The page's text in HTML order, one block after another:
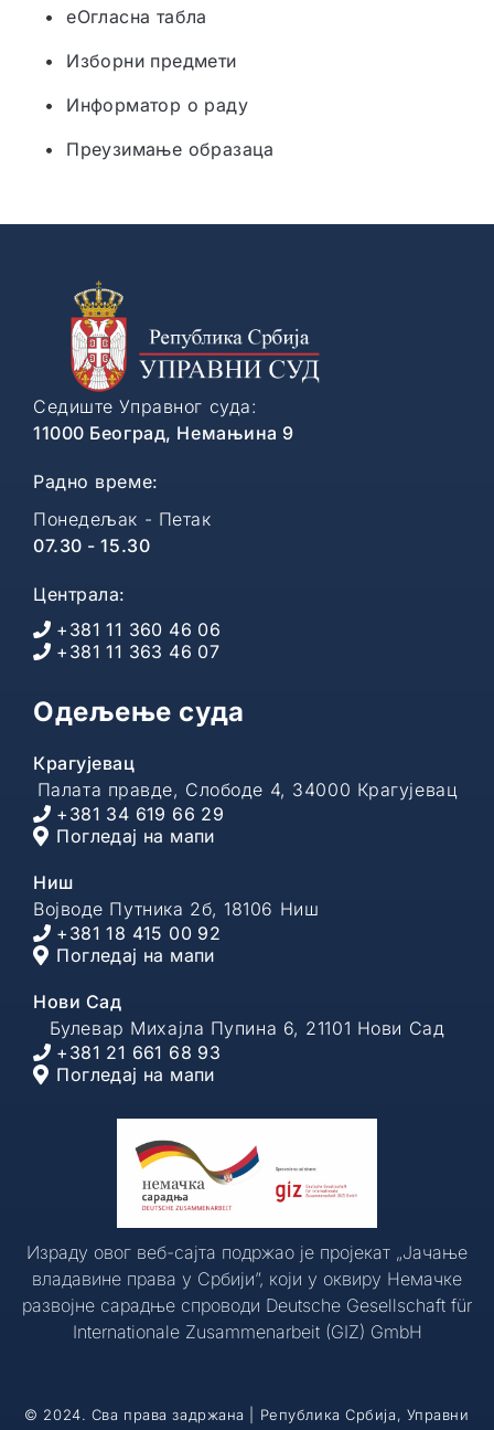
• еОгласна табла
• Изборни предмети
• Информатор о раду
• Преузимање образаца
Седиште Управног суда:
11000 Београд, Немањина 9
Радно време:
Понедељак - Петак
07.30 - 15.30
Централа:
+381 11 360 46 06
+381 11 363 46 07
Одељење суда
Крагујевац
Палата правде, Слободе 4, 34000 Крагујевац
+381 34 619 66 29
Погледај на мапи
Ниш
Војводе Путника 2б, 18106 Ниш
+381 18 415 00 92
Погледај на мапи
Нови Сад
Булевар Михајла Пупина 6, 21101 Нови Сад
+381 21 661 68 93
Погледај на мапи
Израду овог веб-сајта подржао је пројекат „Јачање
владавине права у Србији”, који у оквиру Немачке
развојне сарадње спроводи Deutsche Gesellschaft für
Internationale Zusammenarbeit (GIZ) GmbH
© 2024. Сва права задржана | Република Србија, Управни